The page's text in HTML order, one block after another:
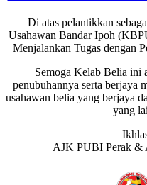
Di atas pelantikkan
Usahawan Bandar Ipoh
Menjalankan Tugas dengan
Semoga Kelab Belia ini
penubuhannya serta berjaya
usahawan belia yang berjaya
yang
AJK PUBI Perak